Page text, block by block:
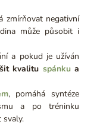
zmírňovat negativní
může působit i
a pokud je užíván
kvalitu spánkua
, pomáhá syntéze
a po tréninku
svaly.